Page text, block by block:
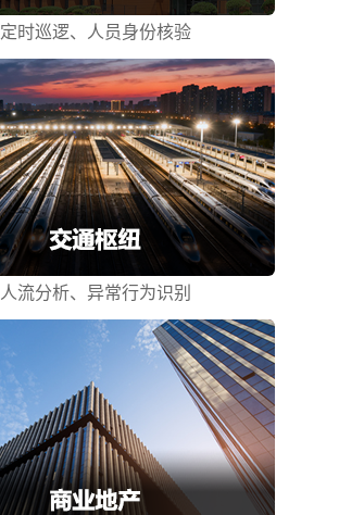
定时巡逻、人员身份核验
人流分析、异常行为识别